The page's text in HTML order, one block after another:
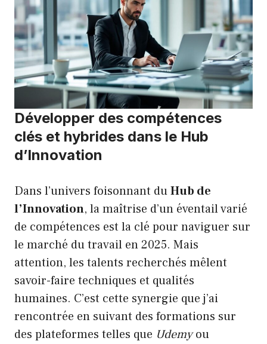
Développer des compétences
clés et hybrides dans le Hub
d’Innovation
Dans l’univers foisonnant duHub de
l’Innovation, la maîtrise d’un éventail varié
de compétences est la clé pour naviguer sur
le marché du travail en 2025. Mais
attention, les talents recherchés mêlent
savoir-faire techniques et qualités
humaines. C’est cette synergie que j’ai
rencontrée en suivant des formations sur
des plateformes telles que Udemyou